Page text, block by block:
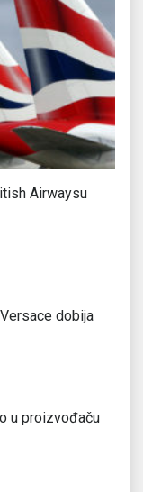
Airwaysu
dobija
u proizvođaču